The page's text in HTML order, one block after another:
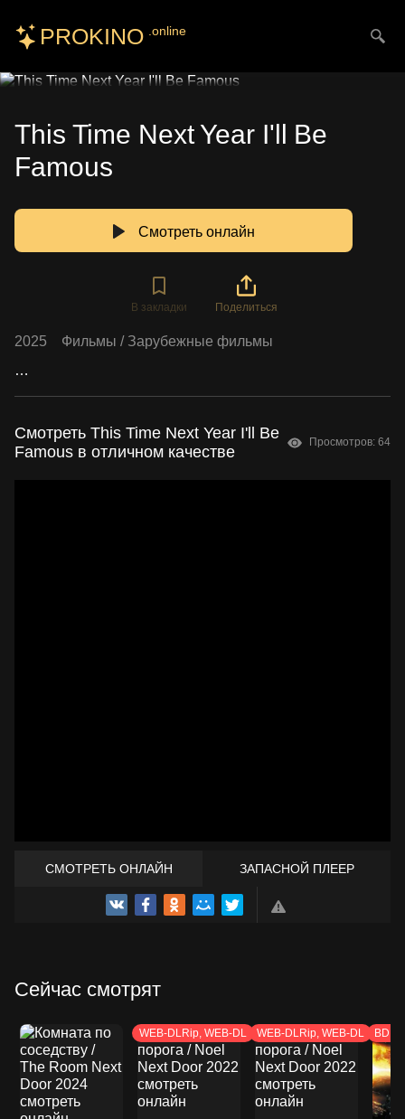
PROKINO .online
This Time Next Year I'll Be
Famous
Смотреть онлайн
В закладки Поделиться
2025 Фильмы / Зарубежные фильмы
…
Смотреть This Time Next Year I'll Be
Famous в отличном качестве
Просмотров: 64
СМОТРЕТЬ ОНЛАЙН ЗАПАСНОЙ ПЛЕЕР
ТРЕЙЛЕР
Сейчас смотрят
WEB-DLRip, WEB-DL WEB-DLRip, WEB-DL